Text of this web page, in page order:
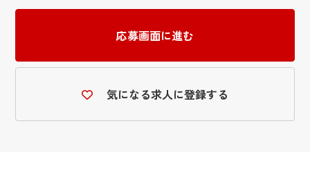
応募画面に進む
気になる求人に登録する